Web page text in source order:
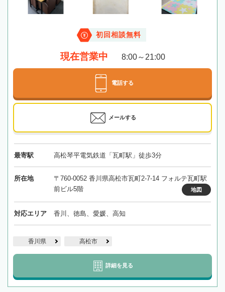
初回相談無料
現在営業中 8:00～21:00
電話する
メールする
最寄駅 高松琴平電気鉄道「瓦町駅」徒歩3分
所在地
〒760-0052 香川県高松市瓦町2-7-14 フォルテ瓦町駅
前ビル5階
地図
対応エリア 香川、徳島、愛媛、高知
香川県 高松市
詳細を見る